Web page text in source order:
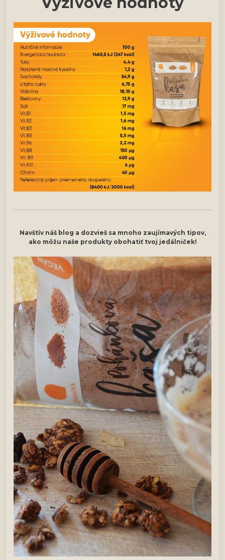
Navštív náš blog a dozvieš sa mnoho zaujímavých tipov,
ako môžu naše produkty obohatiť tvoj jedálniček!